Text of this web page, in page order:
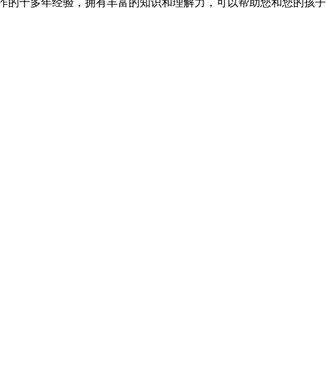
十多年经验，拥有丰富的知识和理解力，可以帮助您和您的孩子